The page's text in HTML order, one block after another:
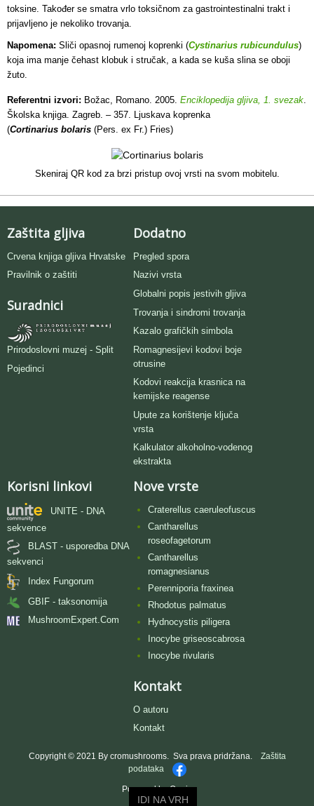
toksine. Također se smatra vrlo toksičnom za gastrointestinalni trakt i
prijavljeno je nekoliko trovanja.
Napomena: Sliči opasnoj rumenoj koprenki (Cystinarius rubicundulus)
koja ima manje čehast klobuk i stručak, a kada se kuša slina se oboji
žuto.
Referentni izvori: Božac, Romano. 2005. Enciklopedija gljiva, 1. svezak.
Školska knjiga. Zagreb. – 357. Ljuskava koprenka
(Cortinarius bolaris (Pers. ex Fr.) Fries)
Skeniraj QR kod za brzi pristup ovoj vrsti na svom mobitelu.
Zaštita gljiva
Crvena knjiga gljiva Hrvatske
Pravilnik o zaštiti
Suradnici
Prirodoslovni muzej - Split
Pojedinci
Dodatno
Pregled spora
Nazivi vrsta
Globalni popis jestivih gljiva
Trovanja i sindromi trovanja
Kazalo grafičkih simbola
Romagnesijevi kodovi boje
otrusine
Kodovi reakcija krasnica na
kemijske reagense
Upute za korištenje ključa
vrsta
Kalkulator alkoholno-vodenog
ekstrakta
Korisni linkovi
UNITE - DNA
sekvence
BLAST - usporedba DNA
sekvenci
Index Fungorum
GBIF - taksonomija
MushroomExpert.Com
Nove vrste
Craterellus caeruleofuscus
Cantharellus
roseofagetorum
Cantharellus
romagnesianus
Perenniporia fraxinea
Rhodotus palmatus
Hydnocystis piligera
Inocybe griseoscabrosa
Inocybe rivularis
Kontakt
O autoru
Kontakt
Copyright © 2021 By cromushrooms. Sva prava pridržana. Zaštita
podataka
Powered by Oggie
IDI NA VRH